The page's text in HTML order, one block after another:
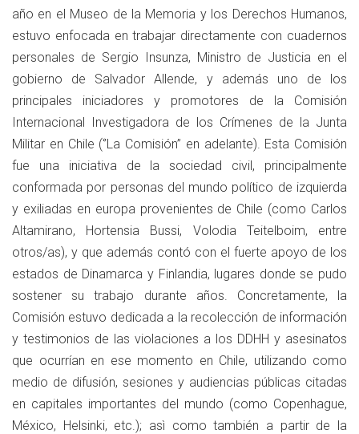
año en el Museo de la Memoria y los Derechos Humanos,
estuvo enfocada en trabajar directamente con cuadernos
personales de Sergio Insunza, Ministro de Justicia en el
gobierno de Salvador Allende, y además uno de los
principales iniciadores y promotores de la Comisión
Internacional Investigadora de los Crímenes de la Junta
Militar en Chile (‘’La Comisión’’ en adelante). Esta Comisión
fue una iniciativa de la sociedad civil, principalmente
conformada por personas del mundo político de izquierda
y exiliadas en europa provenientes de Chile (como Carlos
Altamirano, Hortensia Bussi, Volodia Teitelboim, entre
otros/as), y que además contó con el fuerte apoyo de los
estados de Dinamarca y Finlandia, lugares donde se pudo
sostener su trabajo durante años. Concretamente, la
Comisión estuvo dedicada a la recolección de información
y testimonios de las violaciones a los DDHH y asesinatos
que ocurrían en ese momento en Chile, utilizando como
medio de difusión, sesiones y audiencias públicas citadas
en capitales importantes del mundo (como Copenhague,
México, Helsinki, etc.); asì como también a partir de la